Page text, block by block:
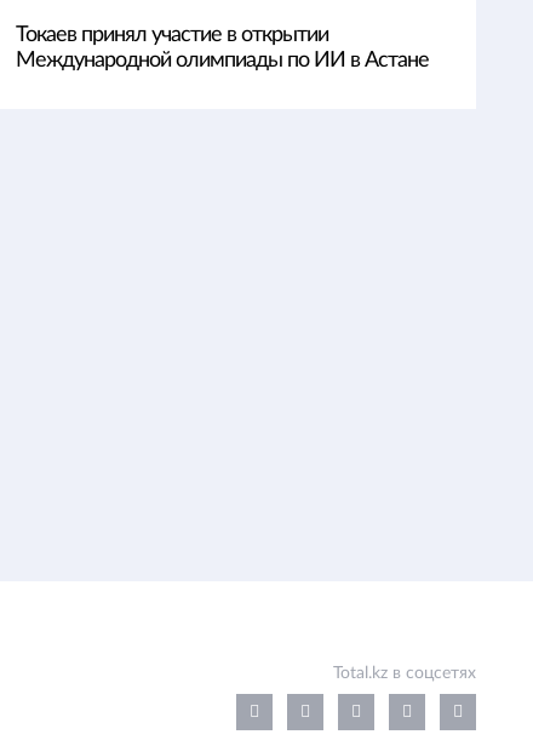
Токаев принял участие в открытии
Международной олимпиады по ИИ в Астане
Total.kz в соцсетях